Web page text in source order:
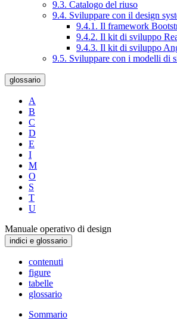
9.3. Catalogo del riuso
9.4. Sviluppare con il design
9.4.1. Il framework
9.4.2. Il kit di sviluppo
9.4.3. Il kit di sviluppo
9.5. Sviluppare con i modelli di
glossario
A
B
C
D
E
I
M
O
S
T
U
Manuale operativo di design
indici e glossario
contenuti
figure
tabelle
glossario
Sommario